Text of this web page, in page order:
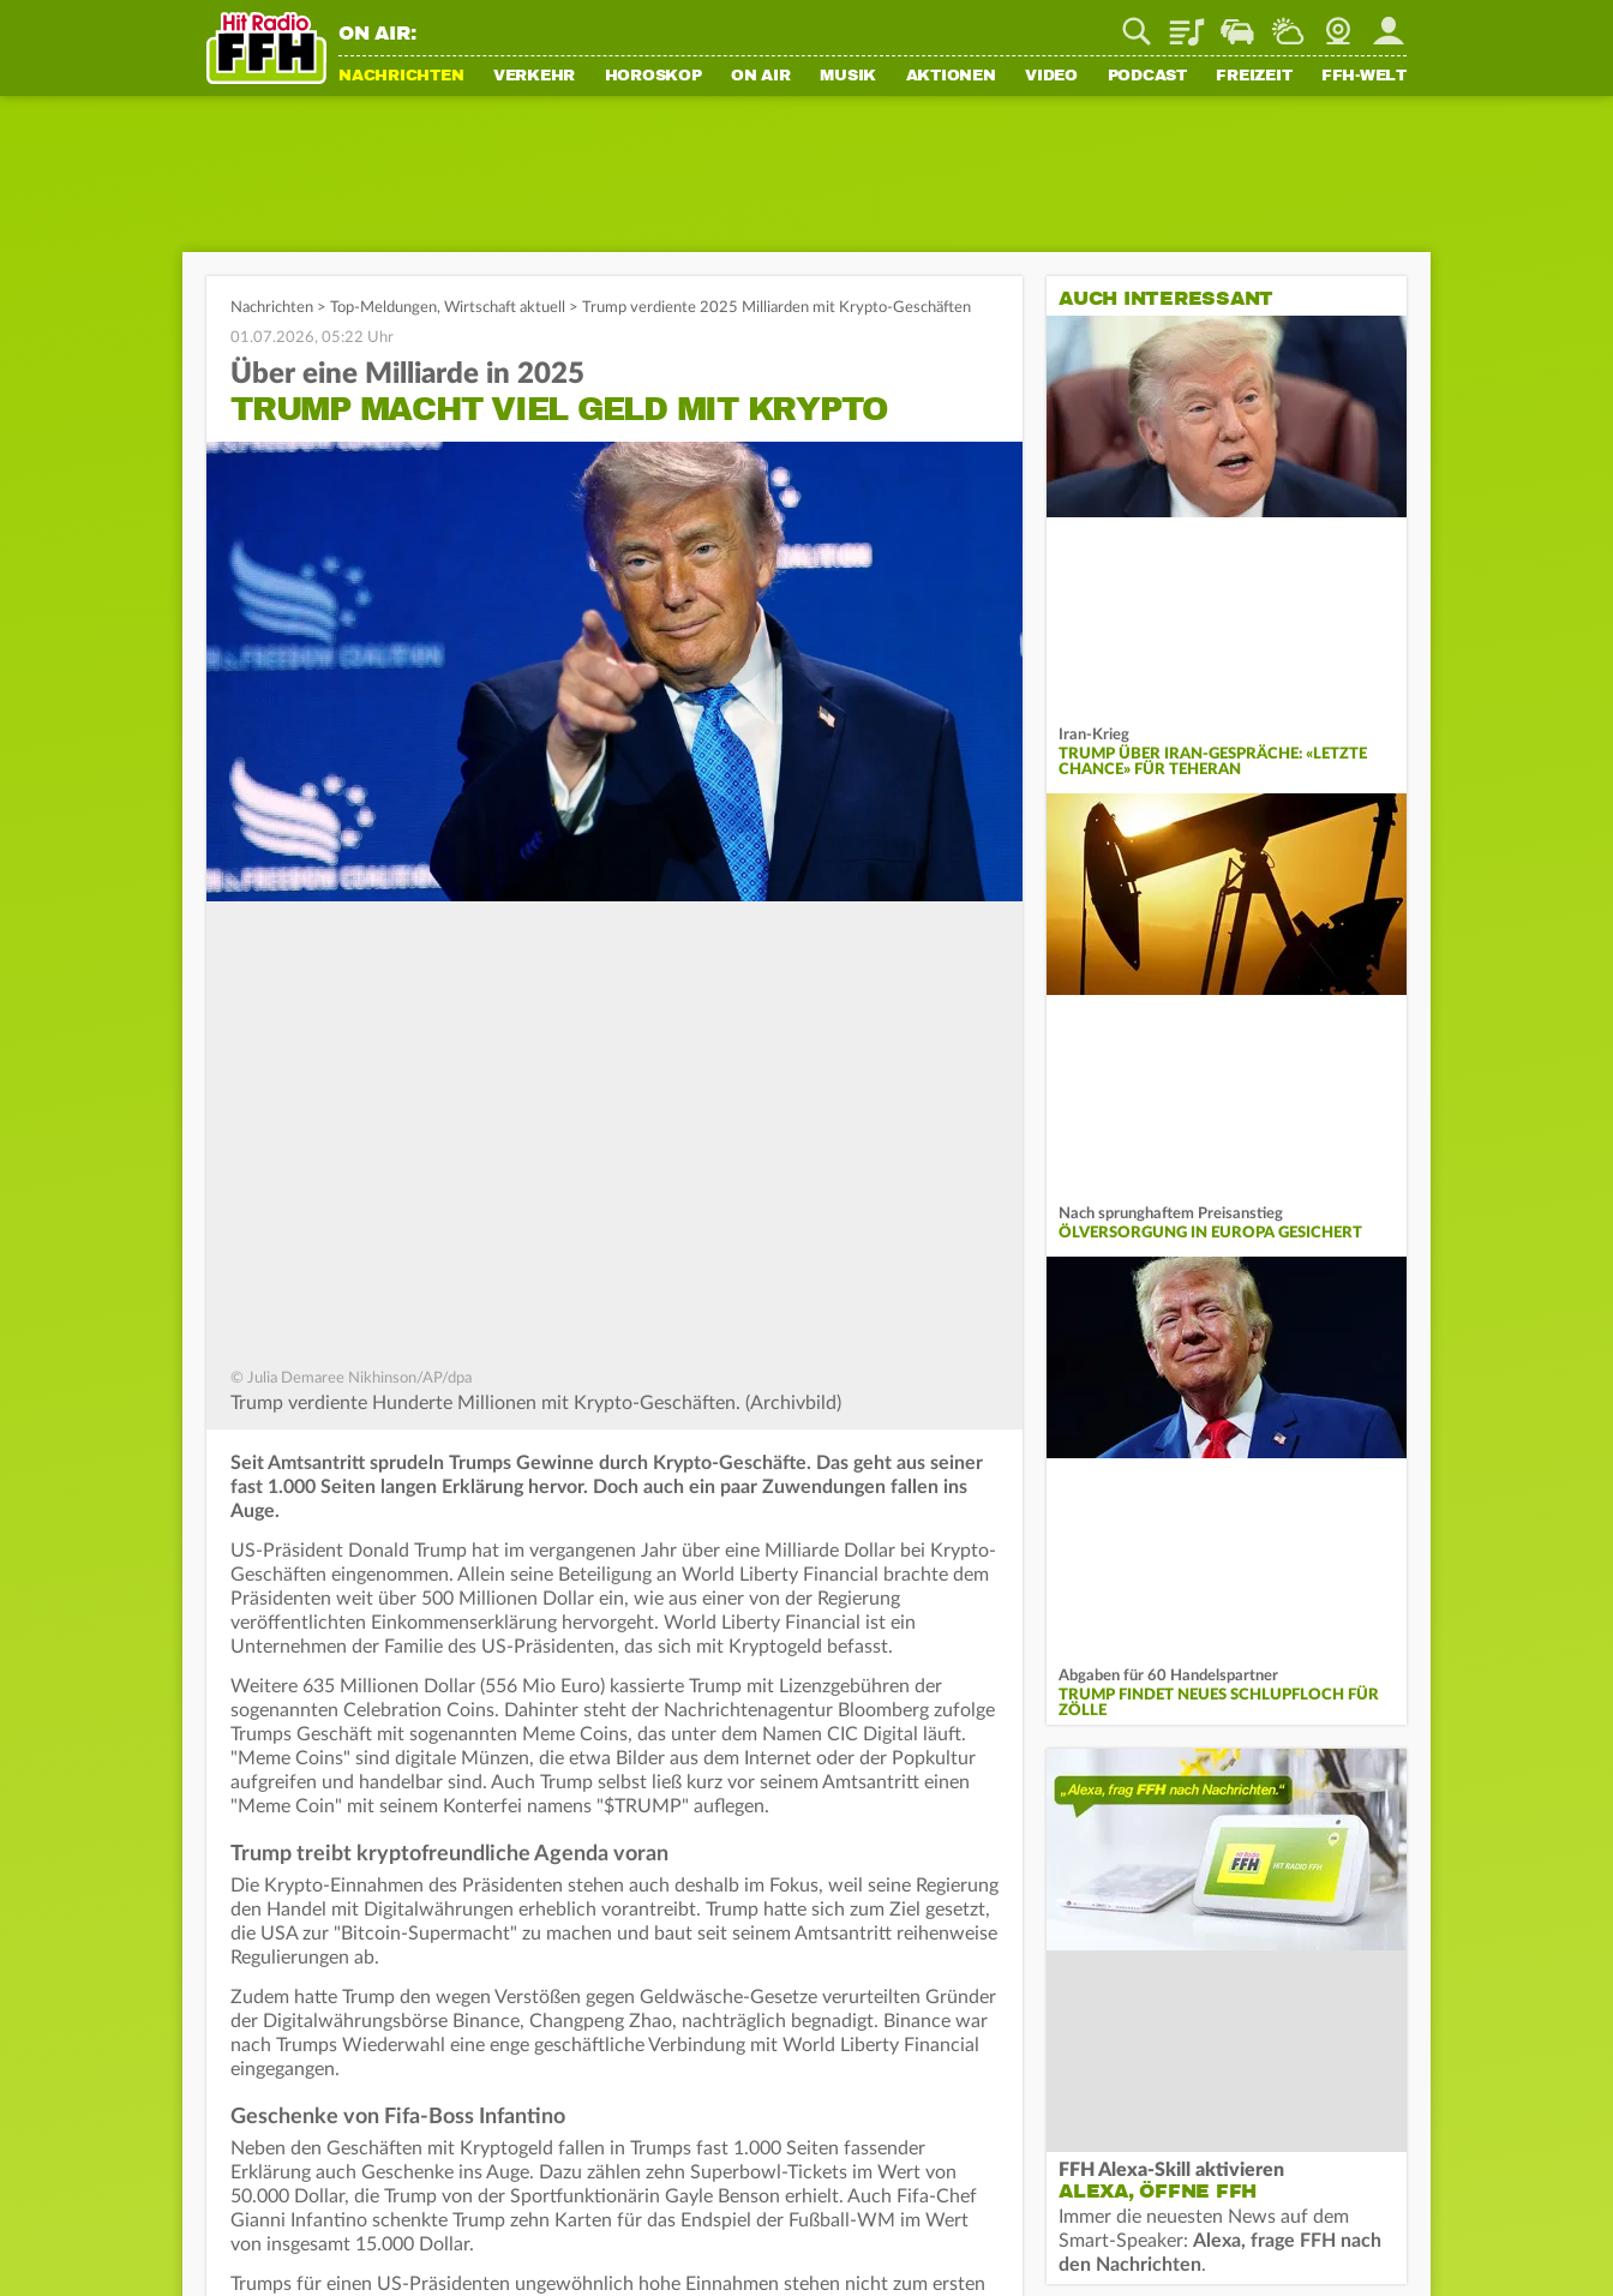
ON AIR: PlaylistStaupilotWetterWebcamMein FFH
NACHRICHTEN VERKEHR HOROSKOP ON AIR MUSIK AKTIONEN VIDEO PODCAST FREIZEIT FFH-WELT
Nachrichten > Top-Meldungen, Wirtschaft aktuell > Trump verdiente 2025 Milliarden mit Krypto-Geschäften
01.07.2026, 05:22 Uhr
Über eine Milliarde in 2025
TRUMP MACHT VIEL GELD MIT KRYPTO
© Julia Demaree Nikhinson/AP/dpa
Trump verdiente Hunderte Millionen mit Krypto-Geschäften. (Archivbild)
Seit Amtsantritt sprudeln Trumps Gewinne durch Krypto-Geschäfte. Das geht aus seiner
fast 1.000 Seiten langen Erklärung hervor. Doch auch ein paar Zuwendungen fallen ins
Auge.
US-Präsident Donald Trump hat im vergangenen Jahr über eine Milliarde Dollar bei Krypto-
Geschäften eingenommen. Allein seine Beteiligung an World Liberty Financial brachte dem
Präsidenten weit über 500 Millionen Dollar ein, wie aus einer von der Regierung
veröffentlichten Einkommenserklärung hervorgeht. World Liberty Financial ist ein
Unternehmen der Familie des US-Präsidenten, das sich mit Kryptogeld befasst.
Weitere 635 Millionen Dollar (556 Mio Euro) kassierte Trump mit Lizenzgebühren der
sogenannten Celebration Coins. Dahinter steht der Nachrichtenagentur Bloomberg zufolge
Trumps Geschäft mit sogenannten Meme Coins, das unter dem Namen CIC Digital läuft.
"Meme Coins" sind digitale Münzen, die etwa Bilder aus dem Internet oder der Popkultur
aufgreifen und handelbar sind. Auch Trump selbst ließ kurz vor seinem Amtsantritt einen
"Meme Coin" mit seinem Konterfei namens "$TRUMP" auflegen.
Trump treibt kryptofreundliche Agenda voran
Die Krypto-Einnahmen des Präsidenten stehen auch deshalb im Fokus, weil seine Regierung
den Handel mit Digitalwährungen erheblich vorantreibt. Trump hatte sich zum Ziel gesetzt,
die USA zur "Bitcoin-Supermacht" zu machen und baut seit seinem Amtsantritt reihenweise
Regulierungen ab.
Zudem hatte Trump den wegen Verstößen gegen Geldwäsche-Gesetze verurteilten Gründer
der Digitalwährungsbörse Binance, Changpeng Zhao, nachträglich begnadigt. Binance war
nach Trumps Wiederwahl eine enge geschäftliche Verbindung mit World Liberty Financial
eingegangen.
Geschenke von Fifa-Boss Infantino
Neben den Geschäften mit Kryptogeld fallen in Trumps fast 1.000 Seiten fassender
Erklärung auch Geschenke ins Auge. Dazu zählen zehn Superbowl-Tickets im Wert von
50.000 Dollar, die Trump von der Sportfunktionärin Gayle Benson erhielt. Auch Fifa-Chef
Gianni Infantino schenkte Trump zehn Karten für das Endspiel der Fußball-WM im Wert
von insgesamt 15.000 Dollar.
Trumps für einen US-Präsidenten ungewöhnlich hohe Einnahmen stehen nicht zum ersten
AUCH INTERESSANT
Iran-Krieg
TRUMP ÜBER IRAN-GESPRÄCHE: «LETZTE
CHANCE» FÜR TEHERAN
Nach sprunghaftem Preisanstieg
ÖLVERSORGUNG IN EUROPA GESICHERT
Abgaben für 60 Handelspartner
TRUMP FINDET NEUES SCHLUPFLOCH FÜR
ZÖLLE
FFH Alexa-Skill aktivieren
ALEXA, ÖFFNE FFH
Immer die neuesten News auf dem
Smart-Speaker: Alexa, frage FFH nach
den Nachrichten.